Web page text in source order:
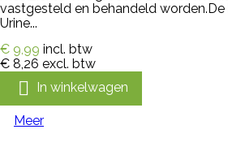
vastgesteld en behandeld worden.De
Urine...
€ 9,99 incl. btw
€ 8,26 excl. btw
 In winkelwagen
Meer